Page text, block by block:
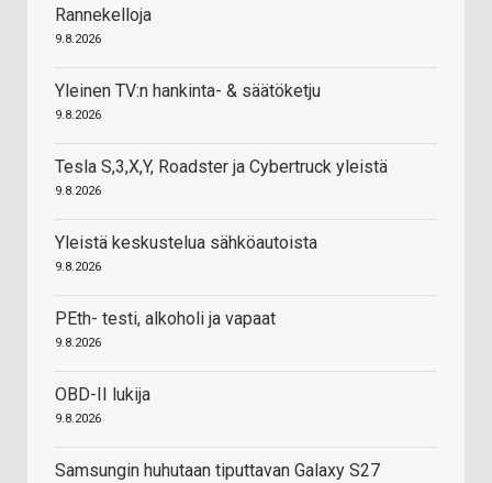
Rannekelloja
9.8.2026
Yleinen TV:n hankinta- & säätöketju
9.8.2026
Tesla S,3,X,Y, Roadster ja Cybertruck yleistä
9.8.2026
Yleistä keskustelua sähköautoista
9.8.2026
PEth- testi, alkoholi ja vapaat
9.8.2026
OBD-II lukija
9.8.2026
Samsungin huhutaan tiputtavan Galaxy S27